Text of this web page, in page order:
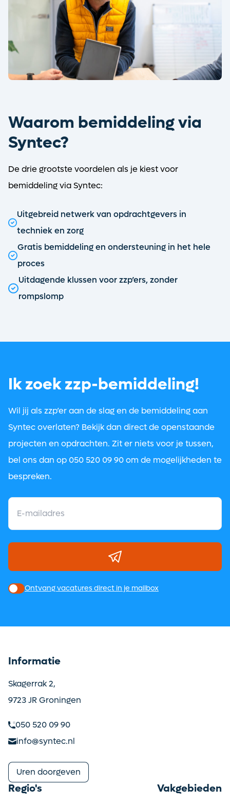
Waarom bemiddeling via
Syntec?
De drie grootste voordelen als je kiest voor
bemiddeling via Syntec:
Uitgebreid netwerk van opdrachtgevers in
techniek en zorg
Gratis bemiddeling en ondersteuning in het hele
proces
Uitdagende klussen voor zzp’ers, zonder
rompslomp
Ik zoek zzp-bemiddeling!
Wil jij als zzp’er aan de slag en de bemiddeling aan
Syntec overlaten? Bekijk dan direct de openstaande
projecten en opdrachten. Zit er niets voor je tussen,
bel ons dan op 050 520 09 90om de mogelijkheden te
bespreken.
Ontvang vacatures direct in je mailbox
Informatie
Skagerrak 2,
9723 JR Groningen
050 520 09 90
info@syntec.nl
Uren doorgeven
Regio's Vakgebieden